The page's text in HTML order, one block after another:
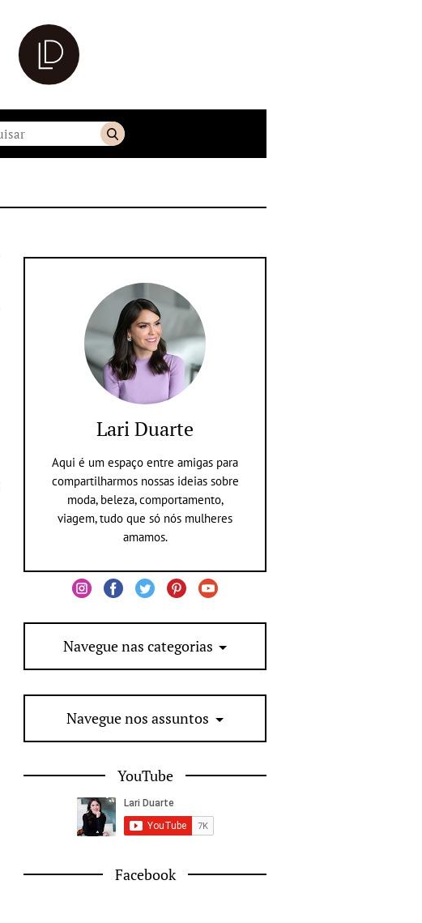
Lari Duarte
Aqui é um espaço entre amigas para
compartilharmos nossas ideias sobre
moda, beleza, comportamento,
viagem, tudo que só nós mulheres
amamos.
Navegue nas categorias
Navegue nos assuntos
YouTube
Facebook